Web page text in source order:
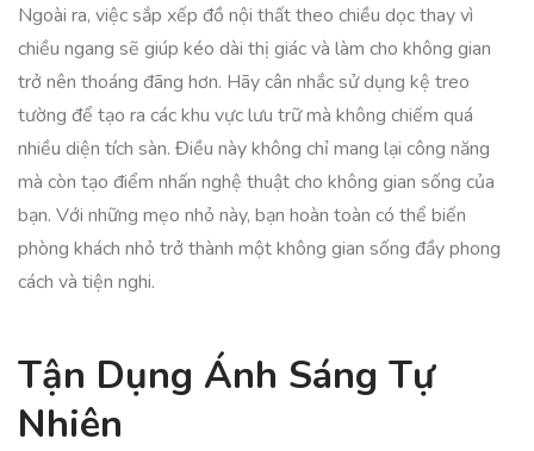
Ngoài ra, việc sắp xếp đồ nội thất theo chiều dọc thay vì
chiều ngang sẽ giúp kéo dài thị giác và làm cho không gian
trở nên thoáng đãng hơn. Hãy cân nhắc sử dụng kệ treo
tường để tạo ra các khu vực lưu trữ mà không chiếm quá
nhiều diện tích sàn. Điều này không chỉ mang lại công năng
mà còn tạo điểm nhấn nghệ thuật cho không gian sống của
bạn. Với những mẹo nhỏ này, bạn hoàn toàn có thể biến
phòng khách nhỏ trở thành một không gian sống đầy phong
cách và tiện nghi.
Tận Dụng Ánh Sáng Tự
Nhiên